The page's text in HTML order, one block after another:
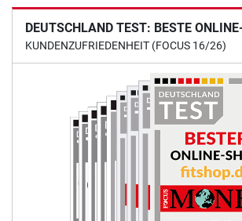
DEUTSCHLAND TEST: BESTE
KUNDENZUFRIEDENHEIT (FOCUS 16/26)